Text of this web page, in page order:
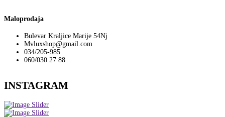
Maloprodaja
Bulevar Kraljice Marije 54Nj
Mvluxshop@gmail.com
034/205-985
060/030 27 88
INSTAGRAM